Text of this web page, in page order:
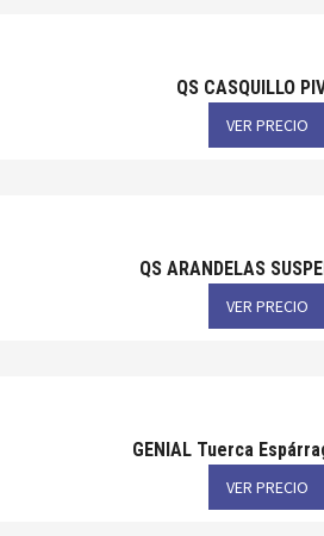
QS CASQUILLO
VER PRECIO
QS ARANDELAS
VER PRECIO
GENIAL Tuerca
VER PRECIO